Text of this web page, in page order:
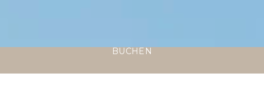
BUCHEN